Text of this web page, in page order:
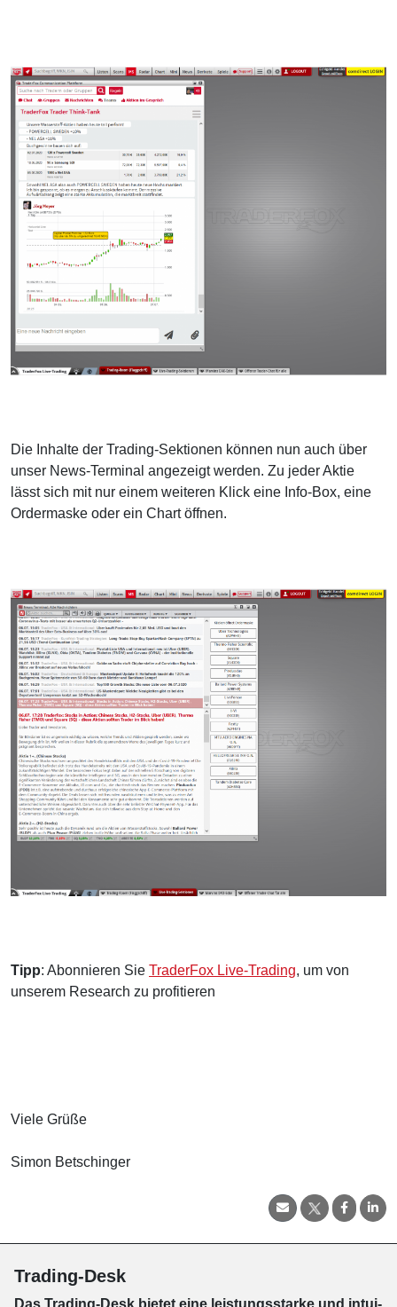
Die Inhalte der Trading-Sektionen können nun auch über
unser News-Terminal angezeigt werden. Zu jeder Aktie
lässt sich mit nur einem weiteren Klick eine Info-Box, eine
Ordermaske oder ein Chart öffnen.
Tipp: Abonnieren Sie TraderFox Live-Trading, um von
unserem Research zu profitieren
Viele Grüße
Simon Betschinger
Trading-Desk
Das Trading-Desk bie­tet eine leis­tungs­star­ke und in­tui­